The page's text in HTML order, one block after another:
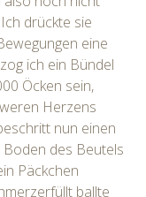
drückte sie
eine
ich ein Bündel
Öcken sein,
Herzens
nun einen
des Beutels
Päckchen
ballte